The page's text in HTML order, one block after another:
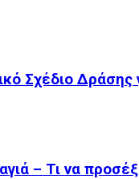
Σχέδιο Δράσης
– Τι να